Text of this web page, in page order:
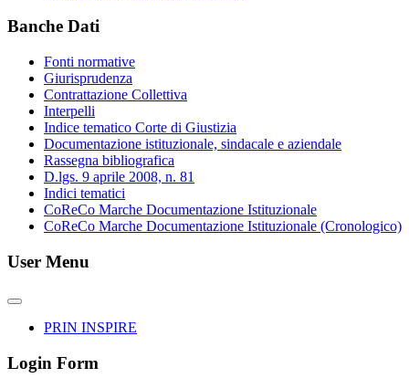
Banche Dati
Fonti normative
Giurisprudenza
Contrattazione Collettiva
Interpelli
Indice tematico Corte di Giustizia
Documentazione istituzionale, sindacale e aziendale
Rassegna bibliografica
D.lgs. 9 aprile 2008, n. 81
Indici tematici
CoReCo Marche Documentazione Istituzionale
CoReCo Marche Documentazione Istituzionale (Cronologico)
User Menu
PRIN INSPIRE
Login Form